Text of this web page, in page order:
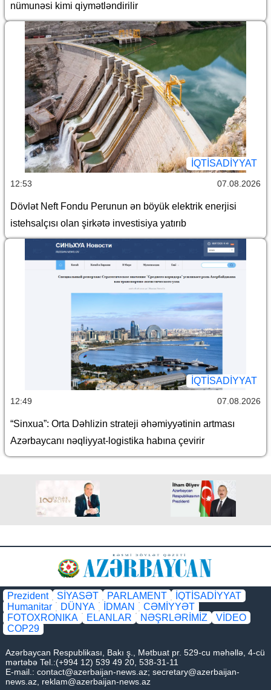
nümunəsi kimi qiymətləndirilir
İQTİSADİYYAT
12:53 07.08.2026
Dövlət Neft Fondu Perunun ən böyük elektrik enerjisi
istehsalçısı olan şirkətə investisiya yatırıb
İQTİSADİYYAT
12:49 07.08.2026
“Sinxua”: Orta Dəhlizin strateji əhəmiyyətinin artması
Azərbaycanı nəqliyyat-logistika habına çevirir
Prezident SİYASƏT PARLAMENT
İQTİSADİYYAT
Humanitar
DÜNYA İDMAN
CƏMİYYƏT
FOTOXRONIKA
ELANLAR NƏŞRLƏRİMİZ
VİDEO
COP29
Azərbaycan Respublikası, Bakı ş., Mətbuat pr. 529-cu məhəllə, 4-cü
mərtəbə Tel.:(+994 12) 539 49 20, 538-31-11
E-mail.: contact@azerbaijan-news.az; secretary@azerbaijan-
news.az reklam@azerbaijan-news.az